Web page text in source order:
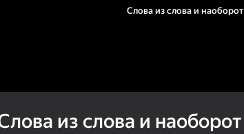
Слова из слова и наоборот
из слова и наоборот